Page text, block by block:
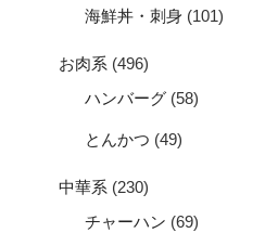
海鮮丼・刺身 (101)
お肉系 (496)
ハンバーグ (58)
とんかつ (49)
中華系 (230)
チャーハン (69)